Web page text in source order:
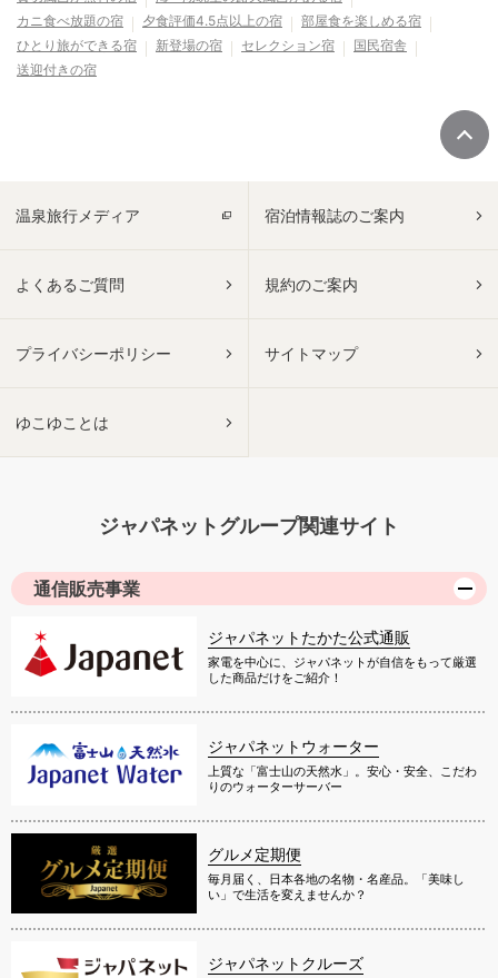
カニ食べ放題の宿
夕食評価4.5点以上の宿
部屋食を楽しめる宿
ひとり旅ができる宿
新登場の宿 セレクション宿
国民宿舎
送迎付きの宿
温泉旅行メディア 宿泊情報誌のご案内
よくあるご質問 規約のご案内
プライバシーポリシー サイトマップ
ゆこゆことは
ジャパネットグループ関連サイト
通信販売事業
ジャパネットたかた公式通販
家電を中心に、ジャパネットが自信をもって厳選
した商品だけをご紹介！
ジャパネットウォーター
上質な「富士山の天然水」。安心・安全、こだわ
りのウォーターサーバー
グルメ定期便
毎月届く、日本各地の名物・名産品。「美味し
い」で生活を変えませんか？
ジャパネットクルーズ